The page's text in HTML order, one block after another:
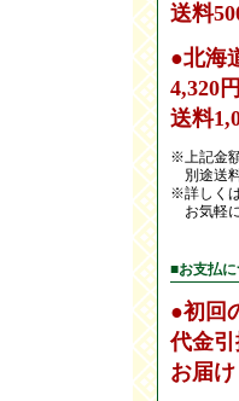
送料
●北海
4,320
送料
※上記金
別途送
※詳しく
お気軽
■お支払に
●初回
代金
お届け